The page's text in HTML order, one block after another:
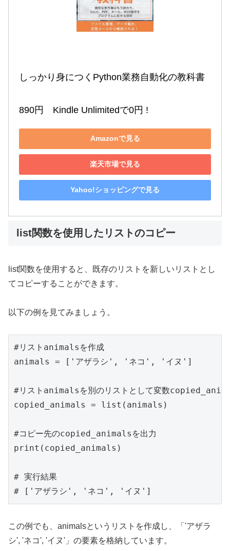
しっかり身につくPython業務自動化の教科書
890円　Kindle Unlimitedで0円 !
Amazonで見る
楽天市場で見る
Yahoo!ショッピングで見る
list関数を使用したリストのコピー
list関数を使用すると、既存のリストを新しいリストとし
てコピーすることができます。
以下の例を見てみましょう。
#リストanimalsを作成
animals = ['アザラシ', 'ネコ', 'イヌ']
#リストanimalsを別のリストとして変数
copied_animals = list(animals)
#コピー先のcopied_animalsを出力
print(copied_animals)
# 実行結果
# ['アザラシ', 'ネコ', 'イヌ']
この例でも、animalsというリストを作成し、「'アザラ
シ', 'ネコ', 'イヌ'」の要素を格納しています。